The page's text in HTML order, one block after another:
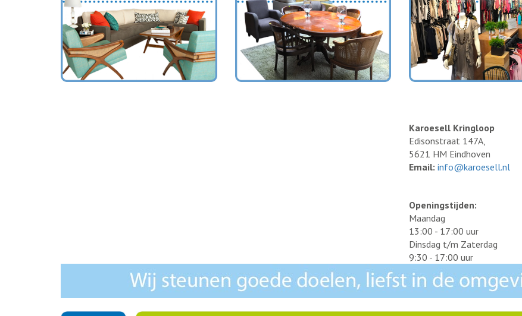
Karoesell Kringloop
Edisonstraat 147A,
5621 HM Eindhoven
Email: info@karoesell.nl
Openingstijden:
Maandag
13:00 - 17:00 uur
Dinsdag t/m Zaterdag
9:30 - 17:00 uur